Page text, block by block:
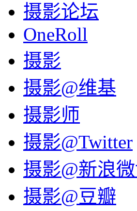
摄影论坛
OneRoll
摄影
摄影@维基
摄影师
摄影@Twitter
摄影@新浪
摄影@豆瓣